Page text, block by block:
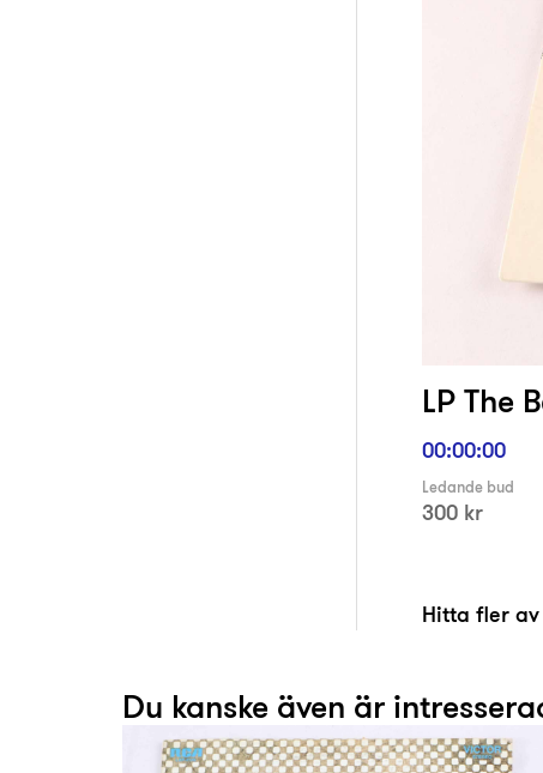
LP The
00:00:00
Ledande bud
300 kr
Hitta fler
Du kanske även är